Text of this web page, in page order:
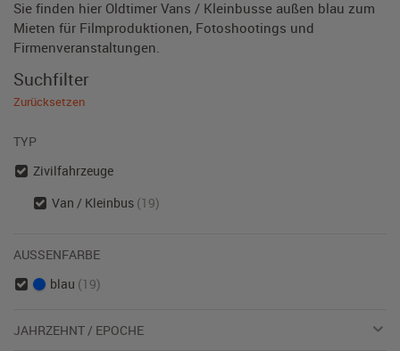
Sie finden hier Oldtimer Vans / Kleinbusse außen blau zum
Mieten für Filmproduktionen, Fotoshootings und
Firmenveranstaltungen.
Suchfilter
Zurücksetzen
TYP
Zivilfahrzeuge
Van / Kleinbus (19)
AUSSENFARBE
blau (19)
JAHRZEHNT / EPOCHE